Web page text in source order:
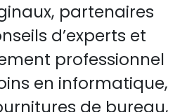
partenaires
d’experts et
professionnel
en informatique,
de bureau,